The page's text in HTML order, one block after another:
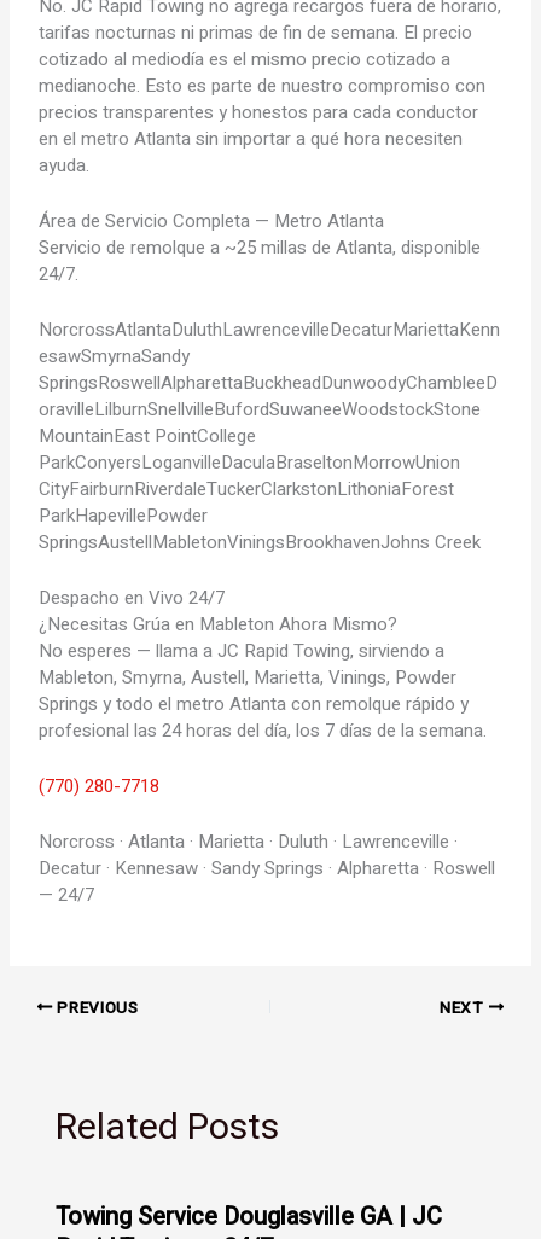
No. JC Rapid Towing no agrega recargos fuera de horario,
tarifas nocturnas ni primas de fin de semana. El precio
cotizado al mediodía es el mismo precio cotizado a
medianoche. Esto es parte de nuestro compromiso con
precios transparentes y honestos para cada conductor
en el metro Atlanta sin importar a qué hora necesiten
ayuda.
Área de Servicio Completa — Metro Atlanta
Servicio de remolque a ~25 millas de Atlanta, disponible
24/7.
NorcrossAtlantaDuluthLawrencevilleDecaturMariettaKenn
esawSmyrnaSandy
SpringsRoswellAlpharettaBuckheadDunwoodyChambleeD
oravilleLilburnSnellvilleBufordSuwaneeWoodstockStone
MountainEast PointCollege
ParkConyersLoganvilleDaculaBraseltonMorrowUnion
CityFairburnRiverdaleTuckerClarkstonLithoniaForest
ParkHapevillePowder
SpringsAustellMabletonViningsBrookhavenJohns Creek
Despacho en Vivo 24/7
¿Necesitas Grúa en Mableton Ahora Mismo?
No esperes — llama a JC Rapid Towing, sirviendo a
Mableton, Smyrna, Austell, Marietta, Vinings, Powder
Springs y todo el metro Atlanta con remolque rápido y
profesional las 24 horas del día, los 7 días de la semana.
(770) 280-7718
Norcross · Atlanta · Marietta · Duluth · Lawrenceville ·
Decatur · Kennesaw · Sandy Springs · Alpharetta · Roswell
— 24/7
PREVIOUS NEXT
Related Posts
Towing Service Douglasville GA | JC